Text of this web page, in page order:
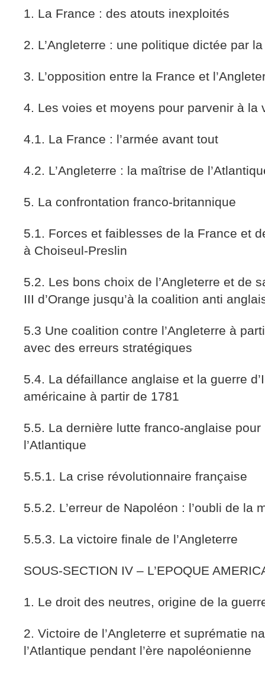
1. La France : des atouts inexploités
2. L’Angleterre : une politique dictée par
3. L’opposition entre la France et
4. Les voies et moyens pour parvenir à la
4.1. La France : l’armée avant tout
4.2. L’Angleterre : la maîtrise de
5. La confrontation franco-britannique
5.1. Forces et faiblesses de la France et
à Choiseul-Preslin
5.2. Les bons choix de l’Angleterre et de
III d’Orange jusqu’à la coalition anti
5.3 Une coalition contre l’Angleterre à
avec des erreurs stratégiques
5.4. La défaillance anglaise et la guerre
américaine à partir de 1781
5.5. La dernière lutte franco-anglaise
l’Atlantique
5.5.1. La crise révolutionnaire française
5.5.2. L’erreur de Napoléon : l’oubli de la
5.5.3. La victoire finale de l’Angleterre
SOUS-SECTION IV – L’EPOQUE
1. Le droit des neutres, origine de la
2. Victoire de l’Angleterre et suprématie
l’Atlantique pendant l’ère napoléonienne